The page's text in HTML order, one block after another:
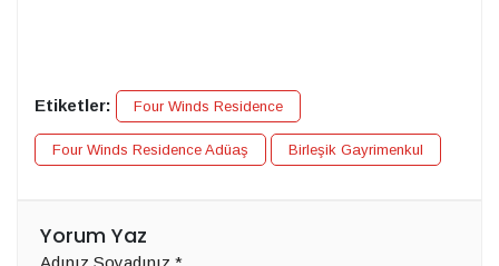
Etiketler: Four Winds Residence
Four Winds Residence Adüaş Birleşik Gayrimenkul
Yorum Yaz
Adınız Soyadınız *